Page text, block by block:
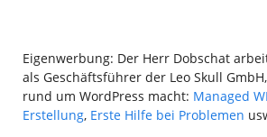
Eigenwerbung: Der Herr Dobschat
als Geschäftsführer der Leo Skull
rund um WordPress macht: Managed
Erstellung, Erste Hilfe bei Problemen